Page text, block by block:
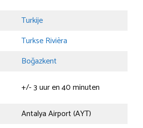
Turkije
Turkse Rivièra
Boğazkent
+/- 3 uur en 40 minuten
Antalya Airport (AYT)